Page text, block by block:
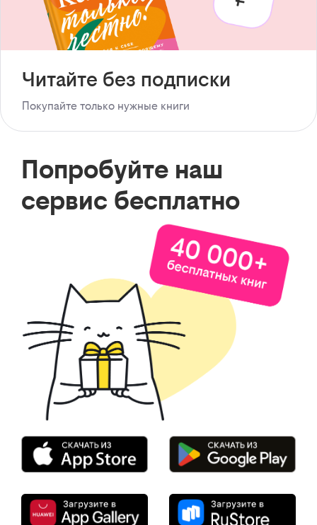
Читайте без подписки
Покупайте только нужные книги
Попробуйте наш
сервис бесплатно